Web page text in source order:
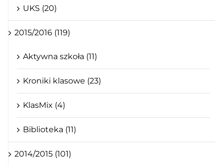
UKS (20)
2015/2016 (119)
Aktywna szkoła (11)
Kroniki klasowe (23)
KlasMix (4)
Biblioteka (11)
2014/2015 (101)